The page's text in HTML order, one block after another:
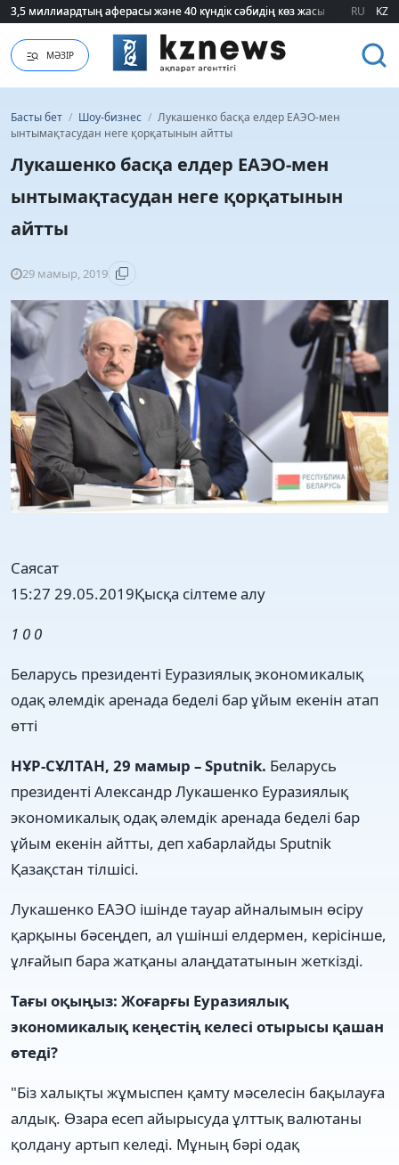
3,5 миллиардтың аферасы және 40 күндік сәбидің көз жасы:
3,5 миллиардтың аферасы және 40 күндік сәбидің көз жасы: RU KZ
МӘЗІР
Басты бет / Шоу-бизнес / Лукашенко басқа елдер ЕАЭО-мен
ынтымақтасудан неге қорқатынын айтты
Лукашенко басқа елдер ЕАЭО-мен
ынтымақтасудан неге қорқатынын
айтты
29 мамыр, 2019
Саясат
15:27 29.05.2019Қысқа сілтеме алу
1 0 0
Беларусь президенті Еуразиялық экономикалық
одақ әлемдік аренада беделі бар ұйым екенін атап
өтті
НҰР-СҰЛТАН, 29 мамыр – Sputnik. Беларусь
президенті Александр Лукашенко Еуразиялық
экономикалық одақ әлемдік аренада беделі бар
ұйым екенін айтты, деп хабарлайды Sputnik
Қазақстан тілшісі.
Лукашенко ЕАЭО ішінде тауар айналымын өсіру
қарқыны бәсеңдеп, ал үшінші елдермен, керісінше,
ұлғайып бара жатқаны алаңдататынын жеткізді.
Тағы оқыңыз: Жоғарғы Еуразиялық
экономикалық кеңестің келесі отырысы қашан
өтеді?
"Біз халықты жұмыспен қамту мәселесін бақылауға
алдық. Өзара есеп айырысуда ұлттық валютаны
қолдану артып келеді. Мұның бәрі одақ